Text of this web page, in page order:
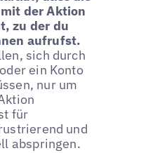
der Aktion
zu der du
aufrufst.
sich durch
ein Konto
nur um
für
und
abspringen.